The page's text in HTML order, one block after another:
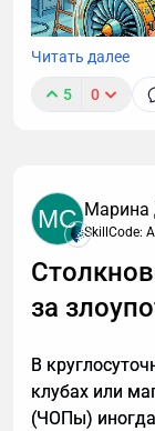
Сильная
ролей,
инженерная
подхода к
начинать,
всей
Читать далее
5 0
MC Марина
SkillCode:
за
В
клубах или
(ЧОПы)